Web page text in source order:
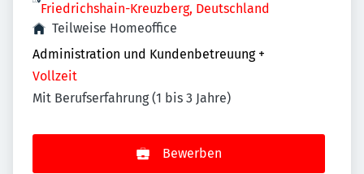
Friedrichshain-Kreuzberg, Deutschland
Teilweise Homeoffice
Administration und Kundenbetreuung +
Vollzeit
Mit Berufserfahrung (1 bis 3 Jahre)
Bewerben